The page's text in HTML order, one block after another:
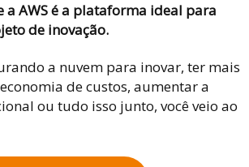
a AWS é a plataforma ideal para
de inovação.
a nuvem para inovar, ter mais
de custos, aumentar a
ou tudo isso junto, você veio ao